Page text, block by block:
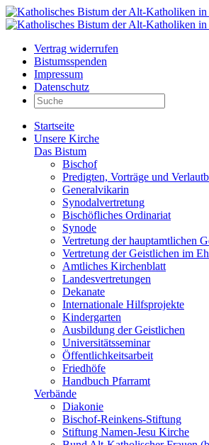
Vertrag widerrufen
Bistumsspenden
Impressum
Datenschutz
Startseite
Unsere Kirche
Das Bistum
Bischof
Predigten, Vorträge und
Generalvikarin
Synodalvertretung
Bischöfliches Ordinariat
Synode
Vertretung der hauptamtlichen
Vertretung der Geistlichen im
Amtliches Kirchenblatt
Landesvertretungen
Dekanate
Internationale Hilfsprojekte
Kindergarten
Ausbildung der Geistlichen
Universitätsseminar
Öffentlichkeitsarbeit
Friedhöfe
Handbuch Pfarramt
Verbände
Diakonie
Bischof-Reinkens-Stiftung
Stiftung Namen-Jesu Kirche